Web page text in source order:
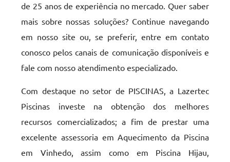
de 25 anos de experiência no mercado. Quer saber
mais sobre nossas soluções? Continue navegando
em nosso site ou, se preferir, entre em contato
conosco pelos canais de comunicação disponíveis e
fale com nosso atendimento especializado.
Com destaque no setor de PISCINAS, a Lazertec
Piscinas investe na obtenção dos melhores
recursos comercializados; a fim de prestar uma
excelente assessoria em Aquecimento da Piscina
em Vinhedo, assim como em Piscina Hijau,